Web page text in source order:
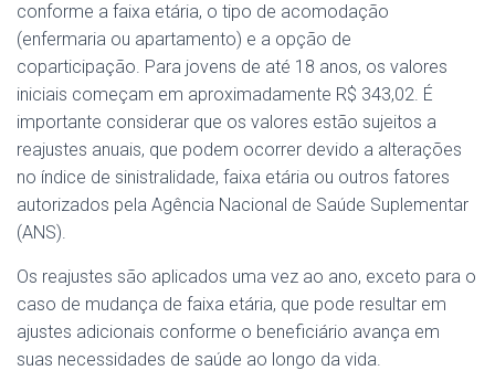
conforme a faixa etária, o tipo de acomodação
(enfermaria ou apartamento) e a opção de
coparticipação. Para jovens de até 18 anos, os valores
iniciais começam em aproximadamente R$ 343,02. É
importante considerar que os valores estão sujeitos a
reajustes anuais, que podem ocorrer devido a alterações
no índice de sinistralidade, faixa etária ou outros fatores
autorizados pela Agência Nacional de Saúde Suplementar
(ANS)​​.
Os reajustes são aplicados uma vez ao ano, exceto para o
caso de mudança de faixa etária, que pode resultar em
ajustes adicionais conforme o beneficiário avança em
suas necessidades de saúde ao longo da vida.